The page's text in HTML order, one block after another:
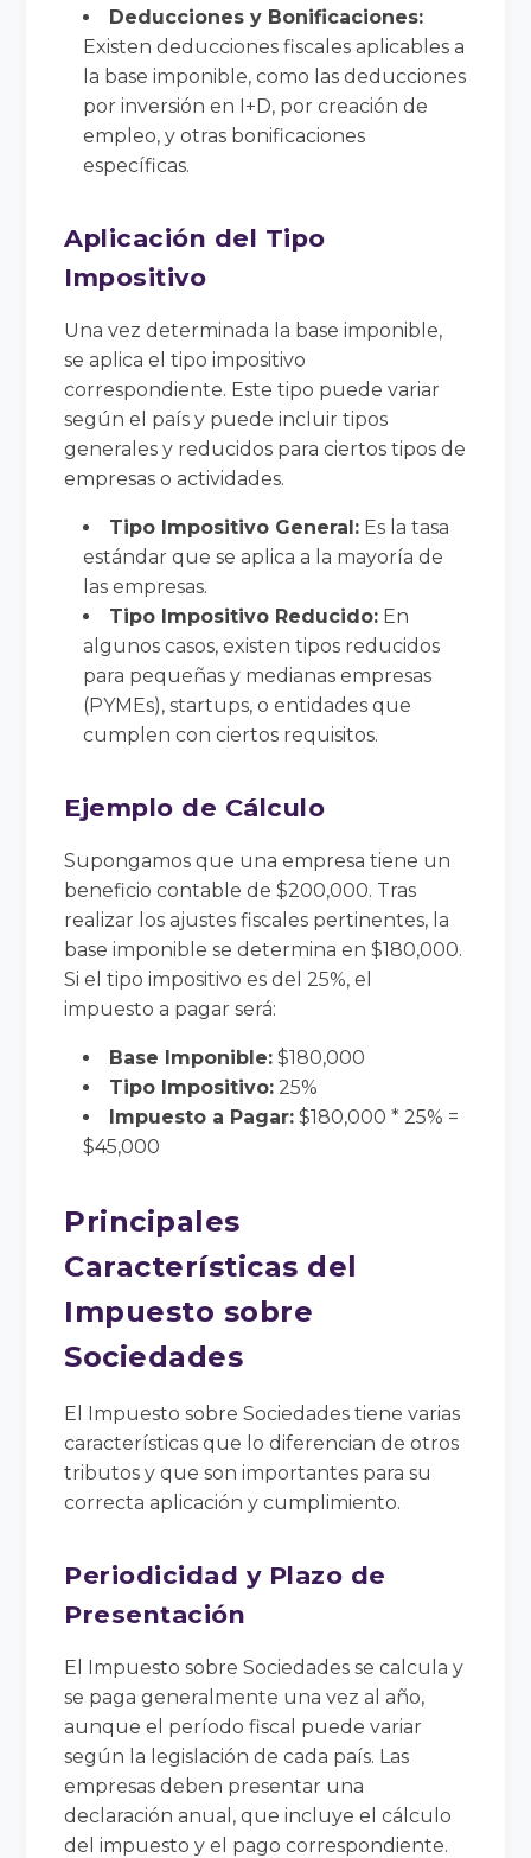
Deducciones y Bonificaciones:
Existen deducciones fiscales aplicables a
la base imponible, como las deducciones
por inversión en I+D, por creación de
empleo, y otras bonificaciones
específicas.
Aplicación del Tipo
Impositivo
Una vez determinada la base imponible,
se aplica el tipo impositivo
correspondiente. Este tipo puede variar
según el país y puede incluir tipos
generales y reducidos para ciertos tipos de
empresas o actividades.
Tipo Impositivo General: Es la tasa
estándar que se aplica a la mayoría de
las empresas.
Tipo Impositivo Reducido: En
algunos casos, existen tipos reducidos
para pequeñas y medianas empresas
(PYMEs), startups, o entidades que
cumplen con ciertos requisitos.
Ejemplo de Cálculo
Supongamos que una empresa tiene un
beneficio contable de $200,000. Tras
realizar los ajustes fiscales pertinentes, la
base imponible se determina en $180,000.
Si el tipo impositivo es del 25%, el
impuesto a pagar será:
Base Imponible: $180,000
Tipo Impositivo: 25%
Impuesto a Pagar: $180,000 * 25% =
$45,000
Principales
Características del
Impuesto sobre
Sociedades
El Impuesto sobre Sociedades tiene varias
características que lo diferencian de otros
tributos y que son importantes para su
correcta aplicación y cumplimiento.
Periodicidad y Plazo de
Presentación
El Impuesto sobre Sociedades se calcula y
se paga generalmente una vez al año,
aunque el período fiscal puede variar
según la legislación de cada país. Las
empresas deben presentar una
declaración anual, que incluye el cálculo
del impuesto y el pago correspondiente.